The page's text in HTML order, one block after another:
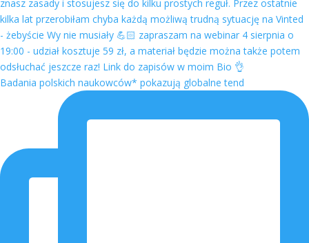
Badania polskich naukowców* pokazują globalne tend